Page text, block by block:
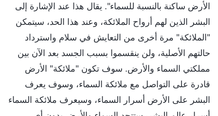
الأرض ساكنة بالنسبة للسماء". يقال هذا عند الإشارة إلى
البشر الذين لهم أرواح الملائكة، وعند هذا الحد، سيتمكن
"الملائكة" مرة أخرى من التعايش في سلام واسترداد
حالتهم الأصلية، ولن ينقسموا بسبب الجسد بعد الآن بين
مملكتي السماء والأرض. سوف تكون "ملائكة" الأرض
قادرة على التواصل مع ملائكة السماء، وسوف يعرف
البشر على الأرض أسرار السماء، وسيعرف ملائكة السماء